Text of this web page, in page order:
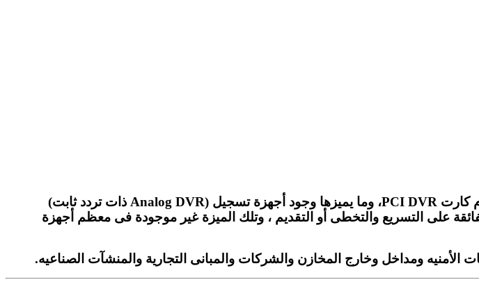
هى كاميرات يتم توصيلها مباشرة عل جهاز DVR أو يتم توصيلها على كمبيوتر بإستخدام كارت PCI DVR، وما يميزها وجود أجهزة تسجيل (Analog DVR ذات تردد ثابت)
فى اليوم ، ولديها القدرة الفائقة على التسريع والتخطى أو التقديم ، وتلك الميزة غير موجودة فى معظم أجهزة
الأمنيه ومداخل وخارج المخازن والشركات والمبانى التجارية والمنشآت الصناعيه.